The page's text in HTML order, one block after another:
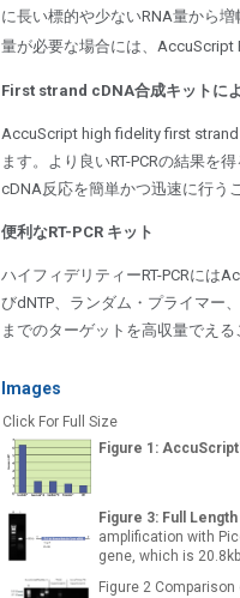
に長い標的や少ないRNA量から増
量が必要な場合には、AccuScript
First strand cDNA合成キットに
AccuScript high fidelity first
ます。より良いRT-PCRの結果を
cDNA反応を簡単かつ迅速に行う
便利なRT-PCR キット
ハイフィデリティーRT-PCRには
びdNTP、ランダム・プライマー
までのターゲットを高収量でえる
Images
Click For Full Size
Figure 1:
Figure 3: Full
amplification with
gene, which is
Figure 2